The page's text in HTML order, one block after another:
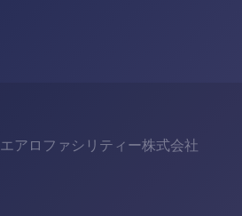
エアロファシリティー株式会社